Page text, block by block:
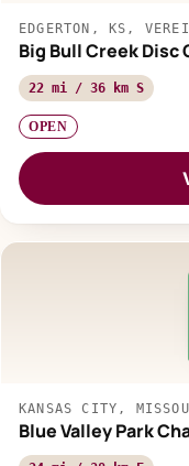
EDGERTON, KS,
Big Bull Creek Disc
22 mi / 36 km S
OPEN
KANSAS CITY,
Blue Valley Park